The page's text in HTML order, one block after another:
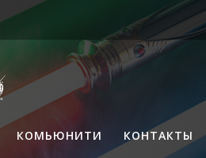
КОМЬЮНИТИ КОНТАКТЫ